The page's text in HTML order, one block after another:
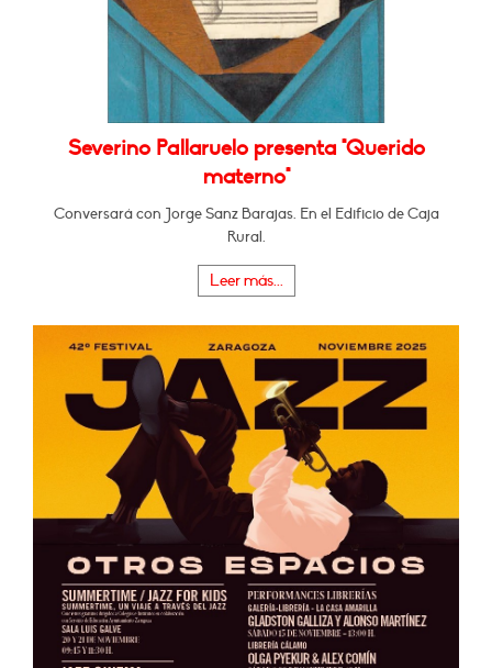
Severino Pallaruelo presenta "Querido
materno"
Conversará con Jorge Sanz Barajas. En el Edificio de Caja
Rural.
Leer más...